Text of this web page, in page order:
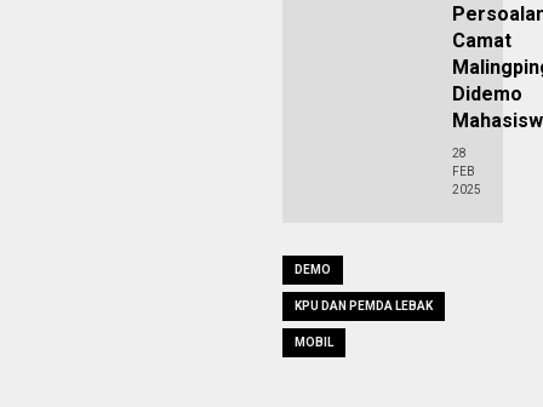
Camat
Didemo
28
FEB
2025
DEMO
KPU DAN PEMDA LEBAK
MOBIL